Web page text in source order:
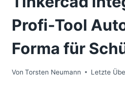
Profi-Tool
Forma für
Von Torsten Neumann Letzte